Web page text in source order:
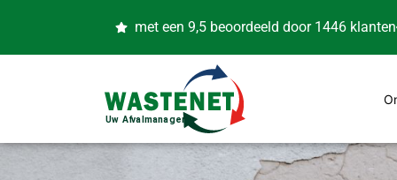
met een 9,5 beoordeeld door 1446 klanten